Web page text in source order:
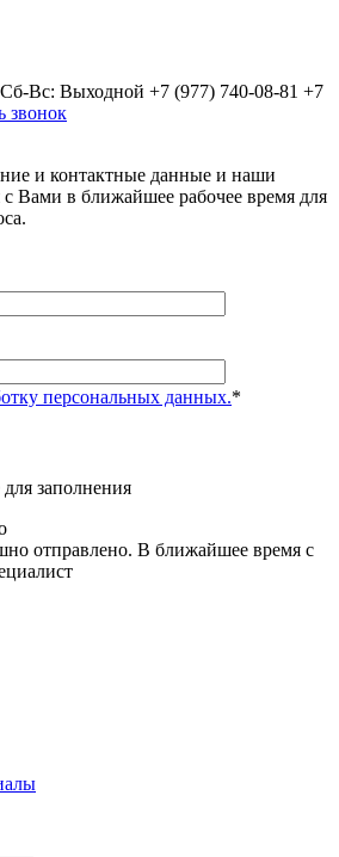
Вс: Выходной +7 (977) 740-08-81 +7
звонок
и контактные данные и наши
Вами в ближайшее рабочее время для
персональных данных.*
заполнения
отправлено. В ближайшее время с